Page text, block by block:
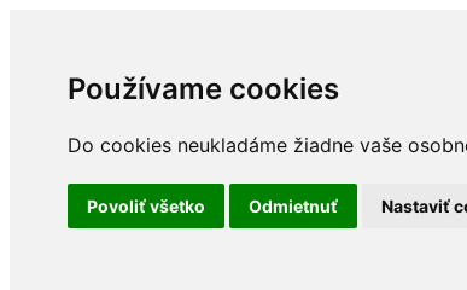
Používame cookies
Do cookies neukladáme žiadne vaše
Povoliť všetko Odmietnuť Nastaviť